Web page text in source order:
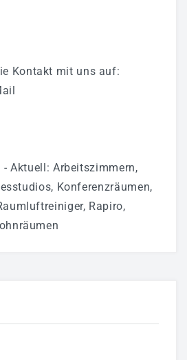
Kontakt mit uns auf:
- Aktuell : Arbeitszimmern,
, Konferenzräumen,
, Rapiro,